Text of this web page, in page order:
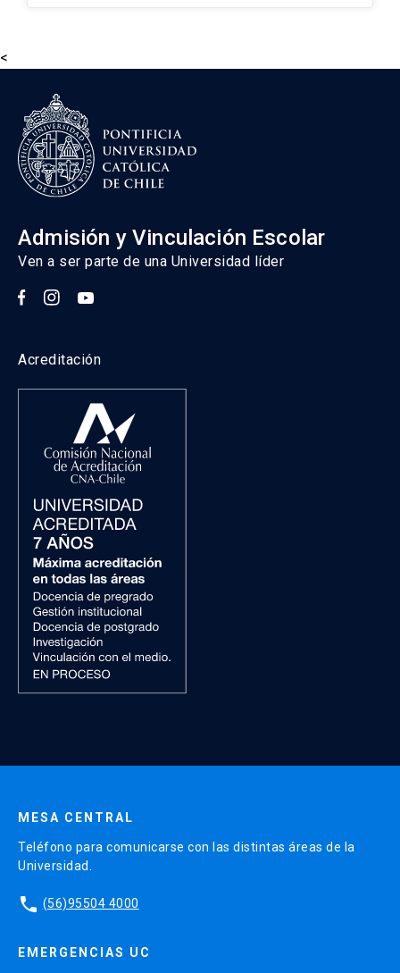
dejar en formato acordeon
<
Admisión y Vinculación Escolar
Ven a ser parte de una Universidad líder
Acreditación
MESA CENTRAL
Teléfono para comunicarse con las distintas áreas de la
Universidad.
phone (56)95504 4000
EMERGENCIAS UC